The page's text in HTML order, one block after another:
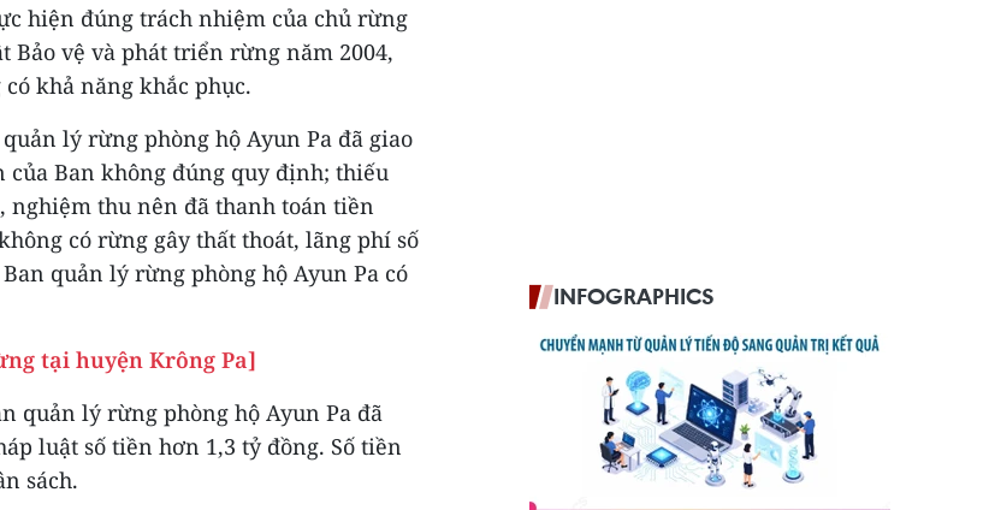
hiện đúng trách nhiệm của chủ rừng
Bảo vệ và phát triển rừng năm 2004,
khả năng khắc phục.
lý rừng phòng hộ Ayun Pa đã giao
Ban không đúng quy định; thiếu
thu nên đã thanh toán tiền
có rừng gây thất thoát, lãng phí số
quản lý rừng phòng hộ Ayun Pa có
tại huyện Krông Pa]
quản lý rừng phòng hộ Ayun Pa đã
luật số tiền hơn 1,3 tỷ đồng. Số tiền
sách.
INFOGRAPHICS